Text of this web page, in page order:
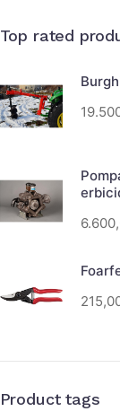
Top rated
Product tags